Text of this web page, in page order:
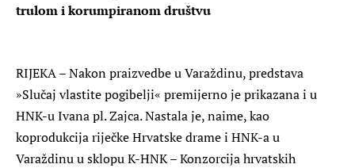
trulom i korumpiranom društvu
RIJEKA – Nakon praizvedbe u Varaždinu, predstava
»Slučaj vlastite pogibelji« premijerno je prikazana i u
HNK-u Ivana pl. Zajca. Nastala je, naime, kao
koprodukcija riječke Hrvatske drame i HNK-a u
Varaždinu u sklopu K-HNK – Konzorcija hrvatskih